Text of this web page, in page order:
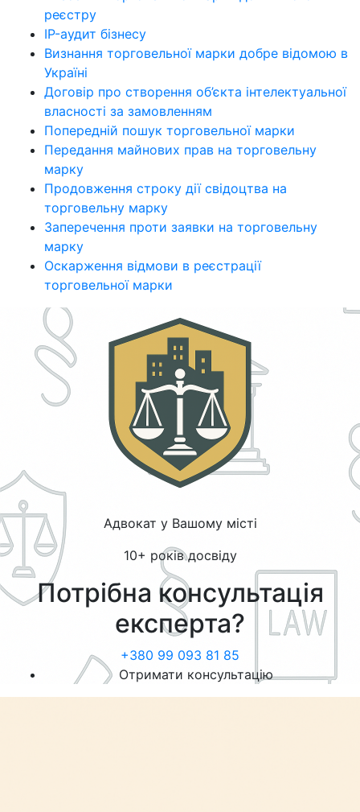
реєстру
IP-аудит бізнесу
Визнання торговельної марки добре відомою в
Україні
Договір про створення об’єкта інтелектуальної
власності за замовленням
Попередній пошук торговельної марки
Передання майнових прав на торговельну
марку
Продовження строку дії свідоцтва на
торговельну марку
Заперечення проти заявки на торговельну
марку
Оскарження відмови в реєстрації
торговельної марки
Адвокат у Вашому місті
10+ років досвіду
Потрібна консультація
експерта?
+380 99 093 81 85
Отримати консультацію